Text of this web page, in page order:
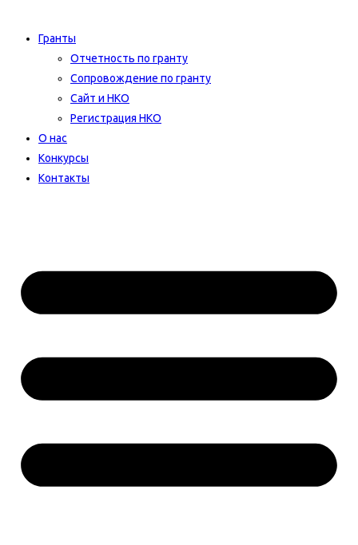
Гранты
Отчетность по гранту
Сопровождение по гранту
Сайт и НКО
Регистрация НКО
О нас
Конкурсы
Контакты